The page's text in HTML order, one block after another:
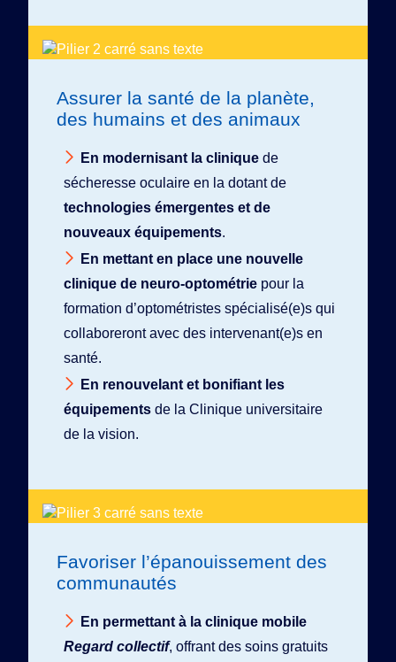
Assurer la santé de la planète,
des humains et des animaux
En modernisant la clinique de
sécheresse oculaire en la dotant de
technologies émergentes et de
nouveaux équipements.
En mettant en place une nouvelle
clinique de neuro-optométrie pour la
formation d’optométristes spécialisé(e)s qui
collaboreront avec des intervenant(e)s en
santé.
En renouvelant et bonifiant les
équipements de la Clinique universitaire
de la vision.
Favoriser l’épanouissement des
communautés
En permettant à la clinique mobile
Regard collectif, offrant des soins gratuits